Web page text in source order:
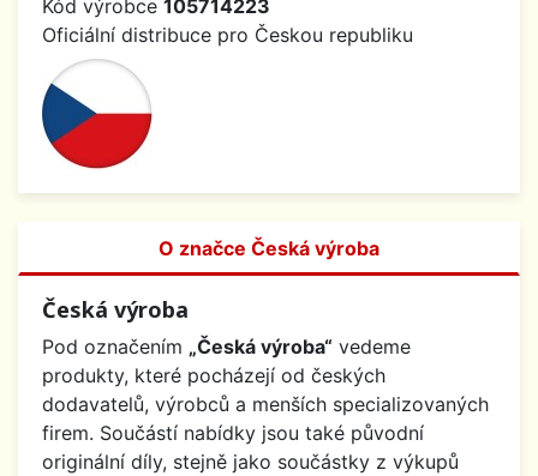
Kód výrobce 105714223
Oficiální distribuce pro Českou republiku
O značce Česká výroba
Česká výroba
Pod označením „Česká výroba“ vedeme
produkty, které pocházejí od českých
dodavatelů, výrobců a menších specializovaných
firem. Součástí nabídky jsou také původní
originální díly, stejně jako součástky z výkupů